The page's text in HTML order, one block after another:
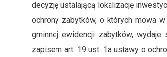
decyzję ustalającą lokalizację
ochrony zabytków, o których mowa
gminnej ewidencji zabytków,
zapisem art. 19 ust. 1a ustawy o